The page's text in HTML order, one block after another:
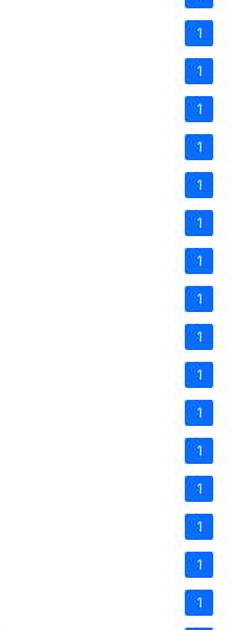
1
1
1
1
1
1
1
1
1
1
1
1
1
1
1
1